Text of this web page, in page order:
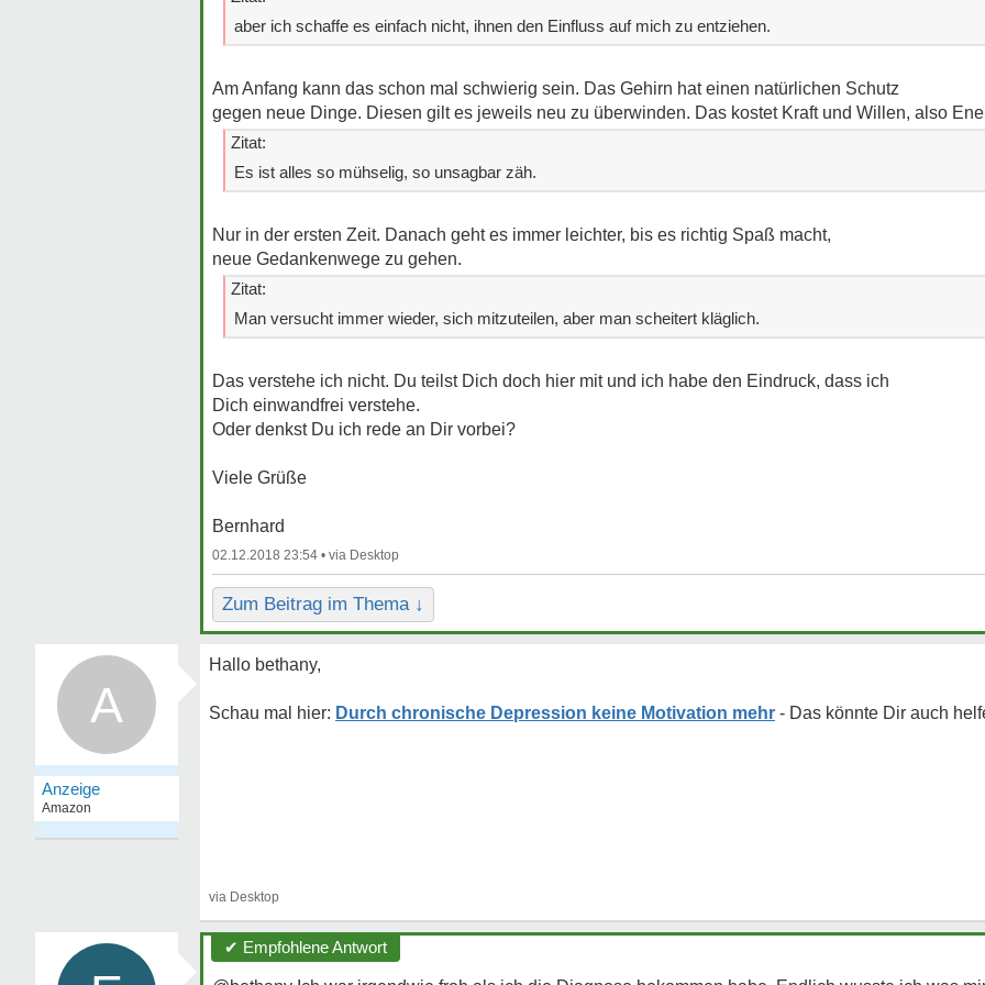
aber ich schaffe es einfach nicht, ihnen den Einfluss auf mich zu entziehen.
Am Anfang kann das schon mal schwierig sein. Das Gehirn hat einen natürlichen Schutz
gegen neue Dinge. Diesen gilt es jeweils neu zu überwinden. Das kostet Kraft und Willen, also
Zitat:
Es ist alles so mühselig, so unsagbar zäh.
Nur in der ersten Zeit. Danach geht es immer leichter, bis es richtig Spaß macht,
neue Gedankenwege zu gehen.
Zitat:
Man versucht immer wieder, sich mitzuteilen, aber man scheitert kläglich.
Das verstehe ich nicht. Du teilst Dich doch hier mit und ich habe den Eindruck, dass ich
Dich einwandfrei verstehe.
Oder denkst Du ich rede an Dir vorbei?
Viele Grüße
Bernhard
02.12.2018 23:54 •
Zum Beitrag im Thema ↓
A
Hallo bethany,
Durch chronische Depression keine Motivation mehr
✔ Empfohlene Antwort